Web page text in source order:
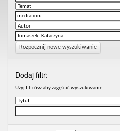
Rozpocznij nowe wyszukiwanie
Dodaj filtr:
Uzyj filtrów aby zagęścić wyszukiwanie.